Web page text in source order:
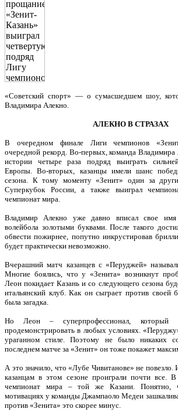
«Советский спорт» — о сумасшедшем шоу,
Владимира Алекно.
АЛЕКНО В СТРАЗАХ
В очередном финале Лиги чемпионов
очередной рекорд. Во-первых, команда Владимира
истории четыре раза подряд выиграть
Европы. Во-вторых, казанцы имели шанс
сезона. К тому моменту «Зенит» один за
Суперкубок России, а также выиграл
чемпионат мира.
Владимир Алекно уже давно вписал свое
волейбола золотыми буквами. После такого
обвести пожирнее, попутно инкрустировав
будет практически невозможно.
Вчерашний матч казанцев с «Перуджей»
Многие боялись, что у «Зенита» возникнут
Леон покидает Казань и со следующего сезона
итальянский клуб. Как он сыграет против своей
была загадка.
Но Леон – суперпрофессионал, который
продемонстрировать в любых условиях.
ураганном стиле. Поэтому не было никаких
последнем матче за «Зенит» он тоже покажет
А это значило, что «Лубе Чивитанове» не повезло.
казанцам в этом сезоне проиграли почти все.
чемпионат мира – той же Казани. Понятно,
мотивациях у команды Джампаоло Медеи
против «Зенита» это скорее минус.